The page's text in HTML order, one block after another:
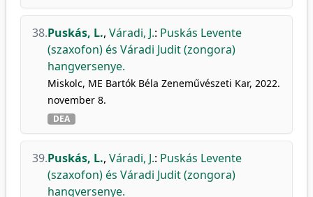
38.Puskás, L., Váradi, J.: Puskás Levente
(szaxofon) és Váradi Judit (zongora)
hangversenye.
Miskolc, ME Bartók Béla Zeneművészeti Kar, 2022.
november 8.
DEA
39.Puskás, L., Váradi, J.: Puskás Levente
(szaxofon) és Váradi Judit (zongora)
hangversenye.